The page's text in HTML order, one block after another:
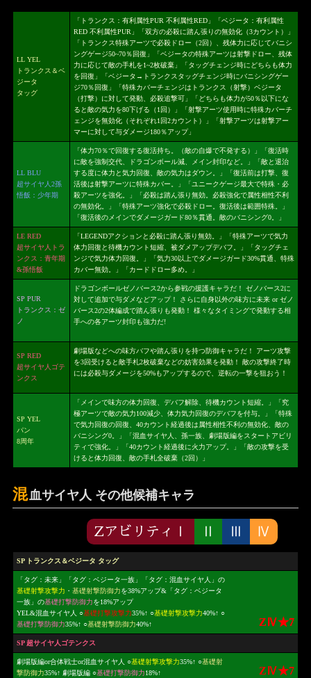
LL YEL
トランクス＆ベ
ジータ
タッグ
「トランクス：有利属性PUR 不利属性RED」「ベジータ：有利属性
RED 不利属性PUR」「双方の必殺に踏ん張りの無効化（3カウント）」
「トランクス特殊アーツで必殺ドロー（2回）、残体力に応じてバニシ
ングゲージ50~70％回復」「ベジータの特殊アーツは射撃ドロー、残体
力に応じて敵の手札を1~2枚破棄」「タッグチェンジ時にどちらも体力
を回復」「ベジータ→トランクスタッグチェンジ時にバニシングゲー
ジ70％回復」「特殊カバーチェンジはトランクス（射撃）ベジータ
（打撃）に対して発動、必殺追撃可」「どちらも体力が50％以下にな
ると敵の気力を80下げる（1回）」「射撃アーツ使用時に特殊カバーチ
ェンジを無効化（それぞれ1回2カウント）」「射撃アーツは射撃アー
マーに対して与ダメージ180％アップ」
LL BLU
超サイヤ人2孫
悟飯：少年期
「体力70％で回復する復活持ち。（敵の自爆で不発する）」「復活時
に敵を強制交代、ドラゴンボール減、メイン封印など。」「敵と退治
する度に体力と気力回復、敵の気力はダウン。」「復活前は打撃、復
活後は射撃アーツに特殊カバー。」「ユニークゲージ最大で特殊・必
殺アーツを強化。」「必殺は踏ん張り無効。必殺強化で属性相性不利
の無効化。」「特殊アーツ強化で必殺ドロー。復活後は範囲特殊。」
「復活後のメインでダメージガード80％貫通。敵のバニシング0。」
LE RED
超サイヤ人トラ
ンクス：青年期
&孫悟飯
「LEGENDアクションと必殺に踏ん張り無効。」「特殊アーツで気力
体力回復と待機カウント短縮、被ダメアップデバフ。」「タッグチェ
ンジで気力体力回復。」「気力30以上でダメージガード30%貫通、特殊
カバー無効。」「カードドロー多め。」
SP PUR
トランクス：ゼ
ノ
ドラゴンボールゼノバース2から参戦の援護キャラだ！ ゼノバース2に
対して追加で与ダメなどアップ！ さらに自身以外の味方に未来 or ゼノ
バース2の2体編成で踏ん張りも発動！ 様々なタイミングで発動する相
手への各アーツ封印も強力だ!
SP RED
超サイヤ人ゴテ
ンクス
劇場版などへの味方バフや踏ん張りを持つ防御キャラだ！ アーツ攻撃
を3回受けると敵手札2枚破棄などの妨害効果を発動！ 敵の攻撃終了時
には必殺与ダメージを50%もアップするので、逆転の一撃を狙おう！
SP YEL
パン
8周年
「メインで味方の体力回復、デバフ解除、待機カウント短縮。」「究
極アーツで敵の気力100減少、体力気力回復のデバフを付与。」「特殊
で気力回復の回復、40カウント経過後は属性相性不利の無効化、敵の
バニシング0。」「混血サイヤ人、孫一族、劇場版編をスタートアビリ
ティで強化。」「40カウント経過後に火力アップ。」「敵の攻撃を受
けると体力回復、敵の手札全破棄（2回）」
混 血サイヤ人 その他候補キャラ
ZアビリティⅠ Ⅳ
SP トランクス＆ベジータ タッグ
「タグ：未来」「タグ：ベジータ一族」「タグ：混血サイヤ人」の
基礎射撃攻撃力 ・ 基礎射撃防御力を38%アップ&「タグ：ベジータ
一族」の基礎打撃防御力を18%アップ
ZⅣ★7
YEL&混血サイヤ人 ○基礎打撃攻撃力35%↑ ○基礎射撃攻撃力40%↑ ○
基礎打撃防御力35%↑ ○基礎射撃防御力40%↑ ZⅣ★7
SP 超サイヤ人ゴテンクス
劇場版編or合体戦士or混血サイヤ人 ○基礎射撃攻撃力35%↑ ○基礎射
撃防御力35%↑ 劇場版編 ○基礎打撃防御力18%↑ ZⅣ★7